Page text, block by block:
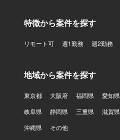
特徴から案件を探す
リモート可 週1勤務 週2勤務
地域から案件を探す
東京都 大阪府 福岡県 愛知県
岐阜県
静岡県 三重県 滋賀県
沖縄県
その他